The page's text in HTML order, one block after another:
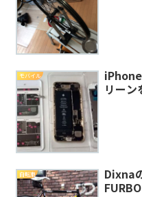
モバイル
リーン
自転車
Dixna